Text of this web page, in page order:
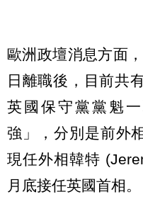
歐洲政壇消息方面
日離職後，目前共
英國保守黨黨魁
強」，分別是前外
現任外相韓特
月底接任英國首相。